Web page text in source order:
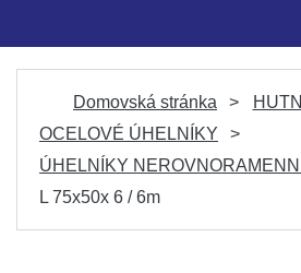
Domovská stránka
OCELOVÉ ÚHELNÍKY
ÚHELNÍKY
L 75x50x 6 / 6m